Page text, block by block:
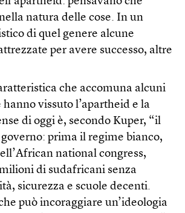
natura delle cose. In un
di quel genere alcune
per avere successo, altre
che accomuna alcuni
vissuto l’apartheid e la
di oggi è, secondo Kuper, “il
prima il regime bianco,
national congress,
di sudafricani senza
sicurezza e scuole decenti.
può incoraggiare un’ideologia